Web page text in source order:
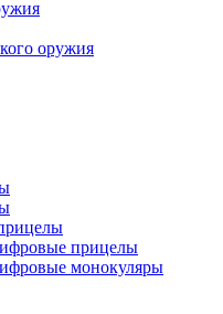
оружия
прицелы
монокуляры